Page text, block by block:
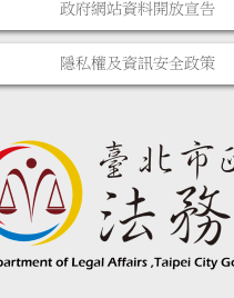
政府網站資料開放宣告
隱私權及資訊安全政策